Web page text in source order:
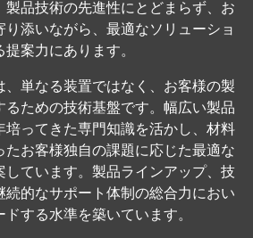
品技術の先進性にとどまらず、お
添いながら、最適なソリューショ
案力にあります。
単なる装置ではなく、お客様の製
ための技術基盤です。幅広い製品
ってきた専門知識を活かし、材料
お客様独自の課題に応じた最適な
しています。製品ラインアップ、技
的なサポート体制の総合力におい
する水準を築いています。